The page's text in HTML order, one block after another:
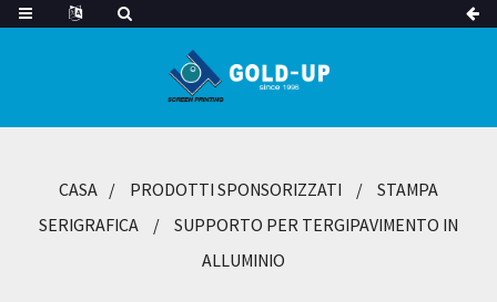
CASA PRODOTTI SPONSORIZZATI
STAMPA
SERIGRAFICA
SUPPORTO PER TERGIPAVIMENTO IN
ALLUMINIO